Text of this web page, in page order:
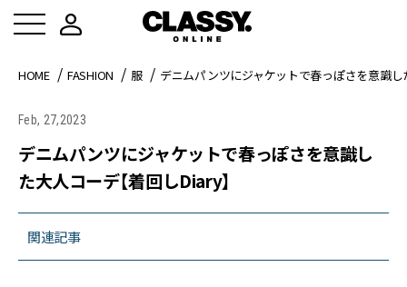
HOME FASHION 服 デニムパンツにジャケットで春っぽさを意識
Feb, 27,2023
デニムパンツにジャケットで春っぽさを意識し
た大人コーデ【着回しDiary】
関連記事